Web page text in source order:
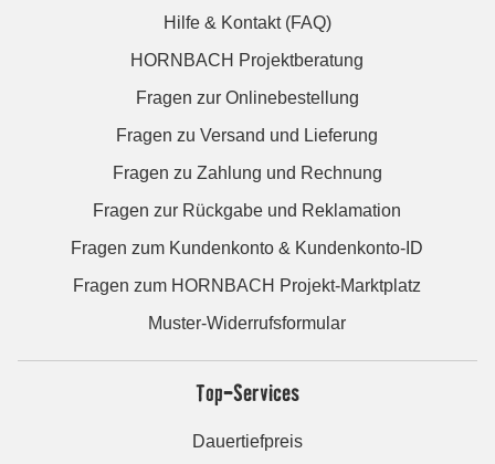
Hilfe & Kontakt (FAQ)
HORNBACH Projektberatung
Fragen zur Onlinebestellung
Fragen zu Versand und Lieferung
Fragen zu Zahlung und Rechnung
Fragen zur Rückgabe und Reklamation
Fragen zum Kundenkonto & Kundenkonto-ID
Fragen zum HORNBACH Projekt-Marktplatz
Muster-Widerrufsformular
Top-Services
Dauertiefpreis